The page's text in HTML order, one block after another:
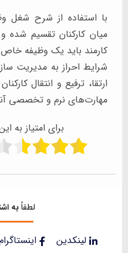
با استفاده از شرح
میان کارکنان تقسیم شده
کارمند باید یک وظیفه
شرایط احراز به مدیریت
ارتقا، ترفیع و انتقال
مهارت‌های نرم و تخصصی
برای امتیاز به
لطفاًبه
لینکدین